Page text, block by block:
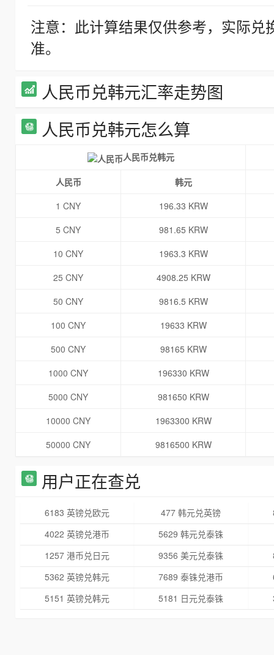
注意：此计算结果仅供参考，实际
准。
人民币兑韩元汇率走势图
人民币兑韩元怎么算
人民币兑韩元
人民币
韩元
1 CNY
196.33 KRW
5 CNY
981.65 KRW
10 CNY
1963.3 KRW
25 CNY
4908.25 KRW
50 CNY
9816.5 KRW
100 CNY
19633 KRW
500 CNY
98165 KRW
1000 CNY
196330 KRW
5000 CNY
981650 KRW
10000 CNY
1963300 KRW
50000 CNY
9816500 KRW
用户正在查兑
6183 英镑兑欧元 477 韩元兑英镑
4022 英镑兑港币
5629 韩元兑泰铢
1257 港币兑日元
9356 美元兑泰铢
5362 英镑兑韩元
7689 泰铢兑港币
5151 英镑兑韩元
5181 日元兑泰铢